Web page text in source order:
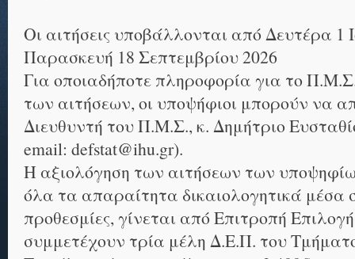
Οι αιτήσεις υποβάλλονται από Δευτέρα 1
Παρασκευή 18 Σεπτεμβρίου 2026
Για οποιαδήποτε πληροφορία για το
των αιτήσεων, οι υποψήφιοι μπορούν να
Διευθυντή του Π.Μ.Σ., κ. Δημήτριο
email: defstat@ihu.gr).
Η αξιολόγηση των αιτήσεων των
όλα τα απαραίτητα δικαιολογητικά μέσα
προθεσμίες, γίνεται από Επιτροπή
συμμετέχουν τρία μέλη Δ.Ε.Π. του